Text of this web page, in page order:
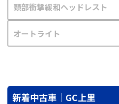
頸部衝撃緩和ヘッドレスト
オートライト
新着中古車｜GC上里